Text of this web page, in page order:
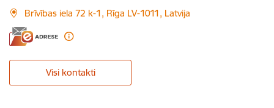
Brīvības iela 72 k-1, Rīga LV-1011, Latvija
Visi kontakti